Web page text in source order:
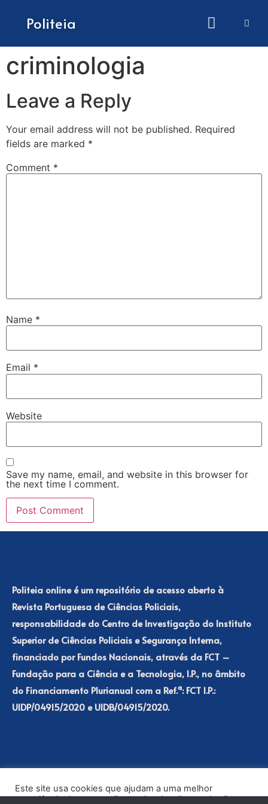
Politeia
criminologia
Leave a Reply
Your email address will not be published. Required
fields are marked *
Comment *
Name *
Email *
Website
Save my name, email, and website in this browser for
the next time I comment.
Politeia online é um repositório de acesso aberto à
Revista Portuguesa de Ciências Policiais,
responsabilidade do Centro de Investigação do Instituto
Superior de Ciências Policiais e Segurança Interna,
financiado por Fundos Nacionais, através da FCT –
Fundação para a Ciência e a Tecnologia, I.P., no âmbito
do Financiamento Plurianual com a Ref.ª: FCT I.P.:
UIDP/04915/2020 e UIDB/04915/2020.
Este site usa cookies que ajudam a uma melhor
experiência de navegação no site. Ao clicar no botão